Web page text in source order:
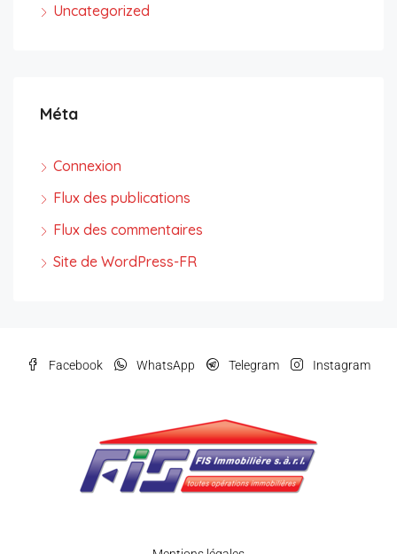
Uncategorized
Méta
Connexion
Flux des publications
Flux des commentaires
Site de WordPress-FR
Facebook WhatsApp Telegram Instagram